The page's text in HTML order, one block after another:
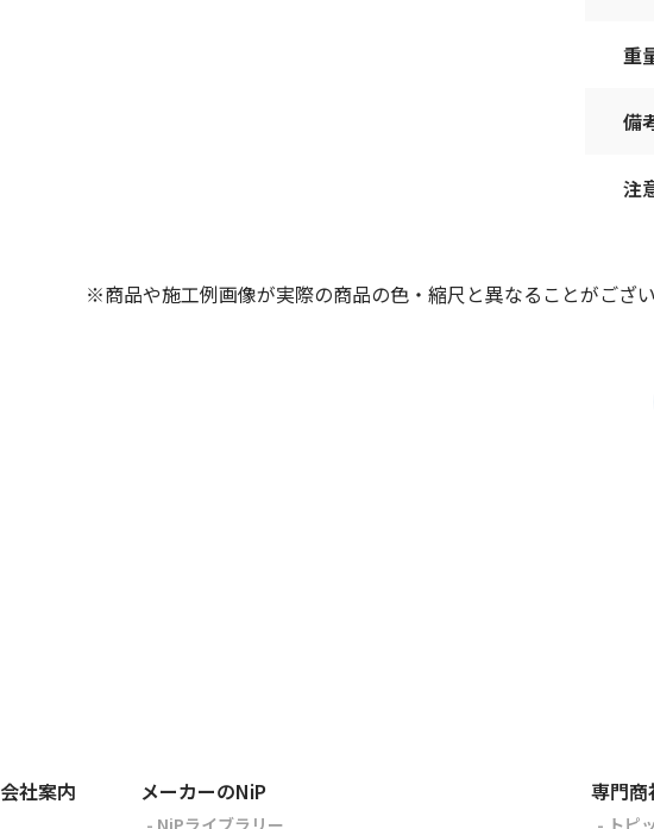
重
備
注
※商品や施工例画像が実際の商品の色・縮尺と異なることがござ
会社案内 メーカーのNiP
- NiPライブラリー
専門商
- トピ